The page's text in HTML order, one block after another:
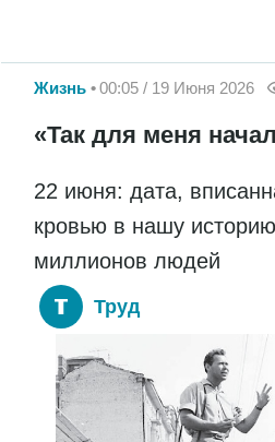
Жизнь 00:05 / 19 Июня 2026
«Так для меня
22 июня: дата,
кровью в нашу
миллионов людей
Труд